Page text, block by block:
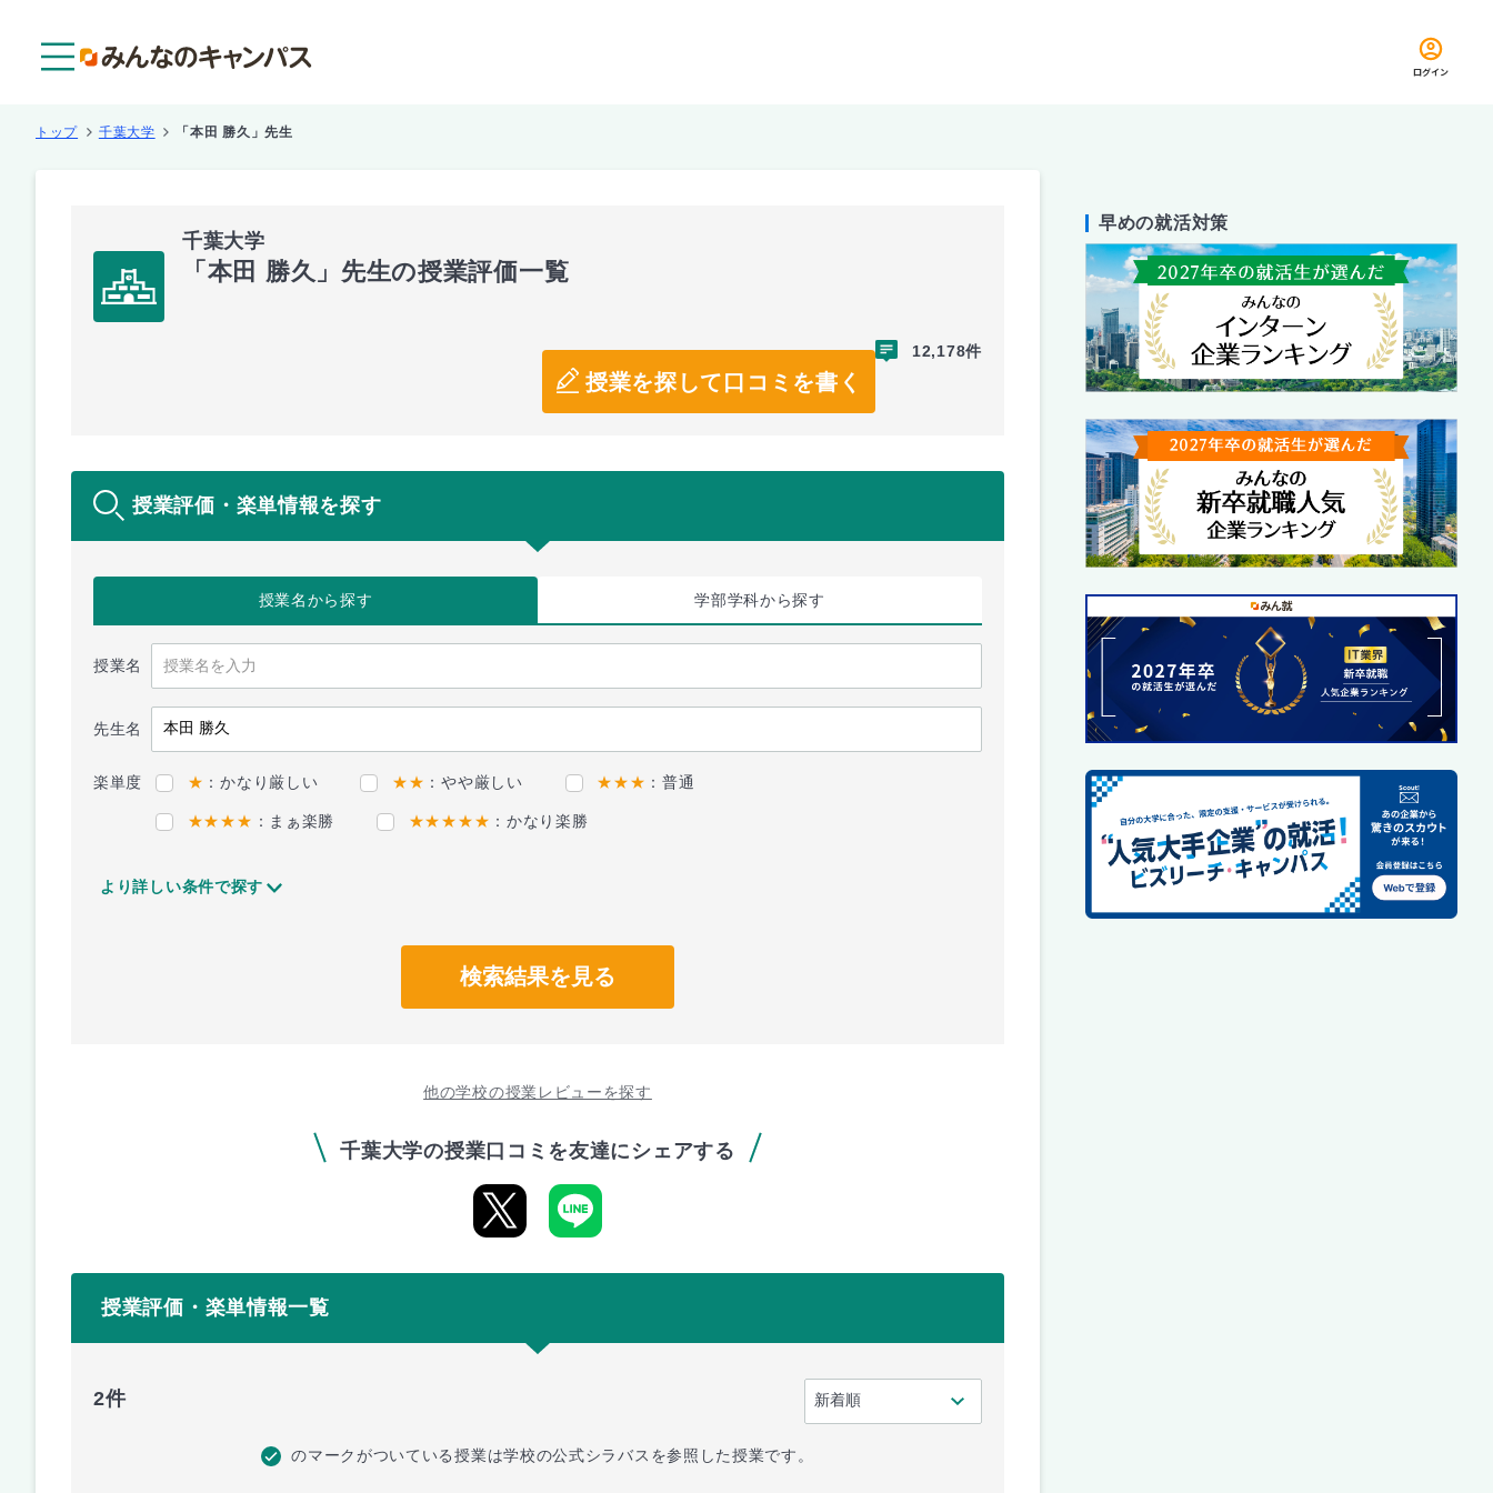
ログイン
トップ 千葉大学 「本田 勝久」先生
千葉大学
「本田 勝久」先生の授業評価一覧
授業を探して口コミを書く
12,178件
授業評価・楽単情報を探す
授業名から探す 学部学科から探す
授業名
先生名
楽単度 ★ ：かなり厳しい ★★ ：やや厳しい ★★★ ：普通
★★★★ ：まぁ楽勝 ★★★★★ ：かなり楽勝
より詳しい条件で探す
検索結果を見る
他の学校の授業レビューを探す
千葉大学の授業口コミを友達にシェアする
授業評価・楽単情報一覧
2件
のマークがついている授業は学校の公式シラバスを参照した授業です。
早めの就活対策